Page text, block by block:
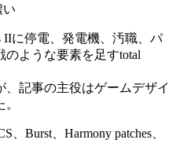
い
IIに停電、発電機、汚職、パ
ような要素を足すtotal
記事の主役はゲームデザイ
Burst、Harmony patches、